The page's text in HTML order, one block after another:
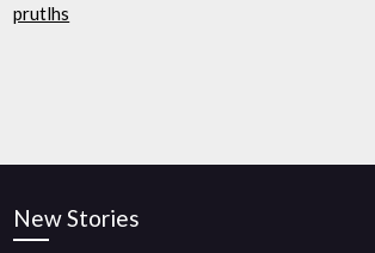
prutlhs
New Stories